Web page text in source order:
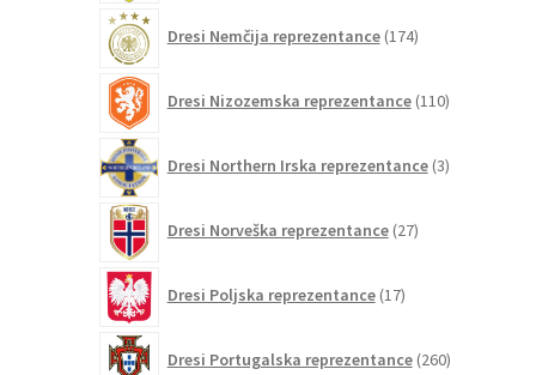
Dresi Nemčija reprezentance 174izdelkov
Dresi Nizozemska reprezentance 110izdelkov
Dresi Northern Irska reprezentance 3izdelki
Dresi Norveška reprezentance 27izdelkov
Dresi Poljska reprezentance 17izdelkov
Dresi Portugalska reprezentance 260izdelkov